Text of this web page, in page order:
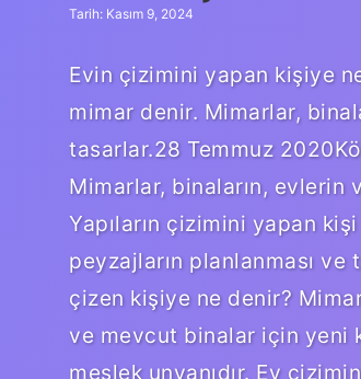
Tarih: Kasım 9, 2024
Evin çizimini yapan kişiye
mimar denir. Mimarlar,
tasarlar.28 Temmuz
Mimarlar, binaların, evlerin
Yapıların çizimini yapan
peyzajların planlanması ve
çizen kişiye ne denir?
ve mevcut binalar için yeni
meslek unvanıdır. Ev